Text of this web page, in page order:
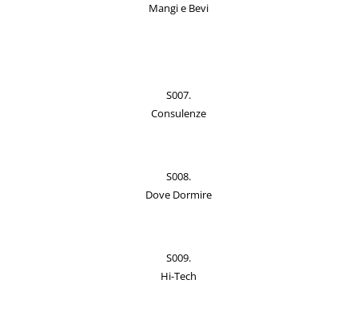
Mangi e Bevi
S007.
Consulenze
S008.
Dove Dormire
S009.
Hi-Tech